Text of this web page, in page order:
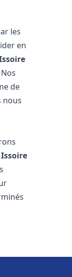
les
en
de
nous
Issoire